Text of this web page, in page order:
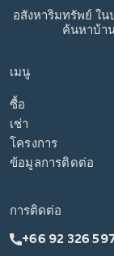
เมนู
ซื้อ
เช่า
โครงการ
ข้อมูลการติดต่อ
อสังหาริมทรัพย์ ใน
ค้นหาบ้า
การติดต่อ
+66 92 326